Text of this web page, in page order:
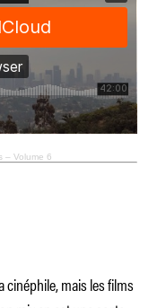
– Volume 6
cinéphile, mais les films